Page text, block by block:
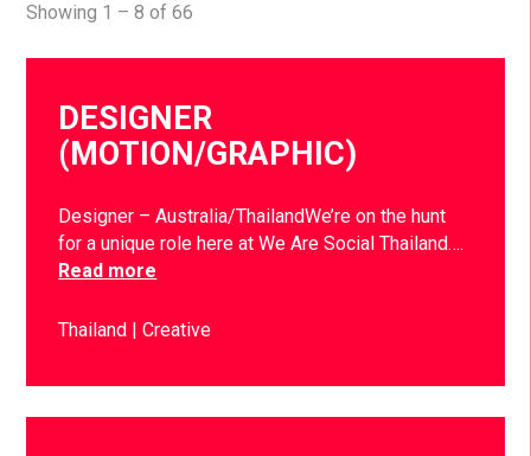
Showing 1 – 8 of 66
DESIGNER
(MOTION/GRAPHIC)
Designer – Australia/ThailandWe’re on the hunt
for a unique role here at We Are Social Thailand….
Read more
Thailand Creative